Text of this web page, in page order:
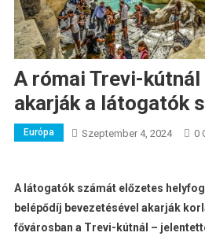
A római Trevi-
akarják a látogatók
Európa Szeptember 4, 2024 0
A látogatók számát előzetes
belépődíj bevezetésével akarják
fővárosban a Trevi-kútnál –